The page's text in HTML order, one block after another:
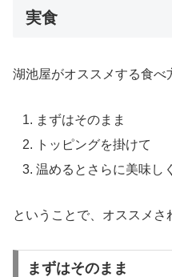
実食
湖池屋がオススメする食べ
まずはそのまま
トッピングを掛けて
温めるとさらに美味しく
ということで、オススメさ
まずはそのまま